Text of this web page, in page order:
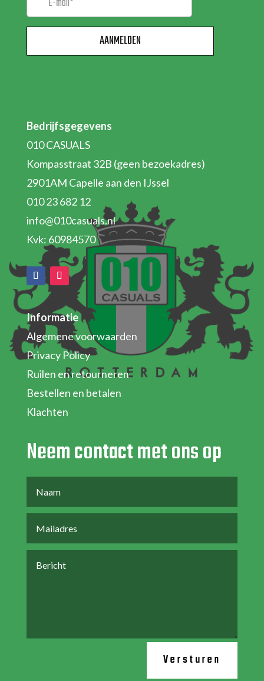
Bedrijfsgegevens
010 CASUALS
Kompasstraat 32B (geen bezoekadres)
2901AM Capelle aan den IJssel
010 23 682 12
info@010casuals.nl
Kvk: 60984570
Informatie
Algemene voorwaarden
Privacy Policy
Ruilen en retourneren
Bestellen en betalen
Klachten
Neem contact met ons op
Versturen